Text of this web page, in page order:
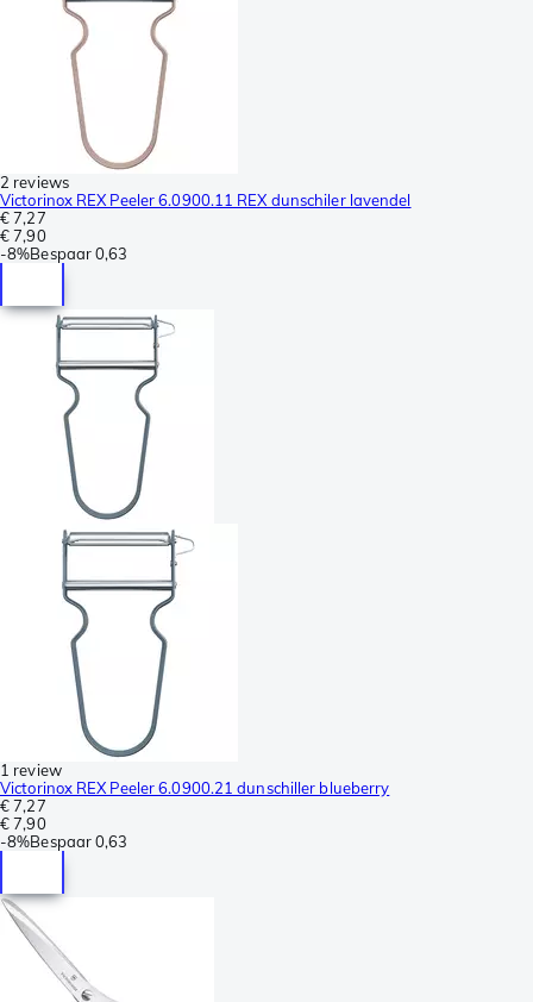
2 reviews
Victorinox REX Peeler 6.0900.11 REX dunschiler lavendel
€ 7,27
€ 7,90
-8%Bespaar0,63
1 review
Victorinox REX Peeler 6.0900.21 dunschiller blueberry
€ 7,27
€ 7,90
-8%Bespaar0,63